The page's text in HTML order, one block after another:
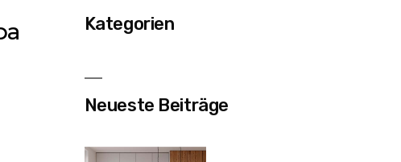
Kategorien
Neueste Beiträge